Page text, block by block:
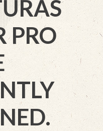
PRO